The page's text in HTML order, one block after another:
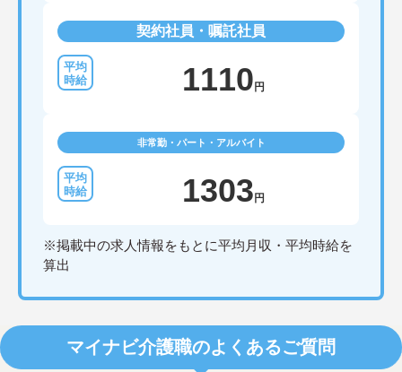
契約社員・嘱託社員
1110 円
非常勤・パート・アルバイト
1303 円
※掲載中の求人情報をもとに平均月収・平均時給を
算出
マイナビ介護職のよくあるご質問